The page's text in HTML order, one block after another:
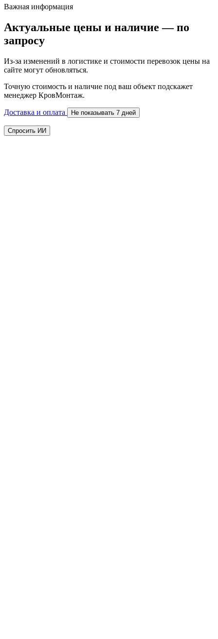
Важная информация
Актуальные цены и наличие — по
запросу
Из-за изменений в логистике и стоимости перевозок цены на
сайте могут обновляться.
Точную стоимость и наличие под ваш объект подскажет
менеджер КровМонтаж.
Доставка и оплата Не показывать 7 дней
Спросить ИИ